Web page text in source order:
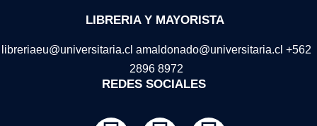
LIBRERIA Y MAYORISTA
libreriaeu@universitaria.cl amaldonado@universitaria.cl +562
2896 8972
REDES SOCIALES